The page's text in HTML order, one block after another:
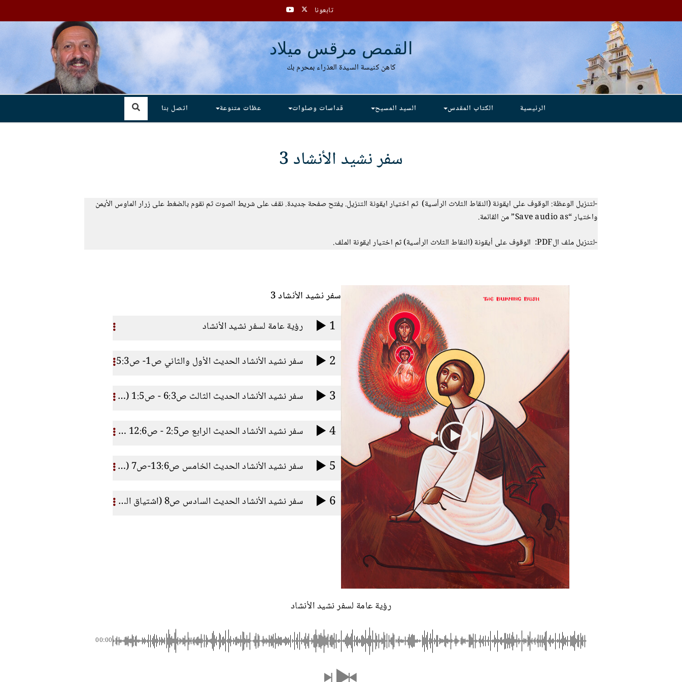
تابعونا
القمص مرقس ميلاد
كاهن كنيسة السيدة العذراء بمحرم بك
الرئيسية الكتاب المقدس السيد المسيح قداسات وصلوات عظات متنوعة اتصل بنا
سفر نشيد الأنشاد 3
-لتنزيل الوعظة: الوقوف على ايقونة (النقاط الثلاث الرأسية) ثم اختيار ايقونة التنزيل. يفتح صفحة جديدة. نقف على شريط الصوت ثم نقوم بالضغط على زرار الماوس الأيمن
واختيار “Save audio as” من القائمة.
-لتنزيل ملف الPDF: الوقوف على أيقونة (النقاط الثلاث الرأسية) ثم اختيار ايقونة الملف.
سفر نشيد الأنشاد 3
1 رؤية عامة لسفر نشيد الأنشاد
2 سفر نشيد الأنشاد الحديث الأول والثاني ص1- ص5:3
3 سفر نشيد الأنشاد الحديث الثالث ص6:3 - ص1:5 (نمو المحبة)
4 سفر نشيد الأنشاد الحديث الرابع ص2:5 - ص12:6 (اختبار المحبة)
5 سفر نشيد الأنشاد الحديث الخامس ص13:6-ص7 (ثمار المحبة)
6 سفر نشيد الأنشاد الحديث السادس ص8 (اشتياق المحبة)
رؤية عامة لسفر نشيد الأنشاد
00:00